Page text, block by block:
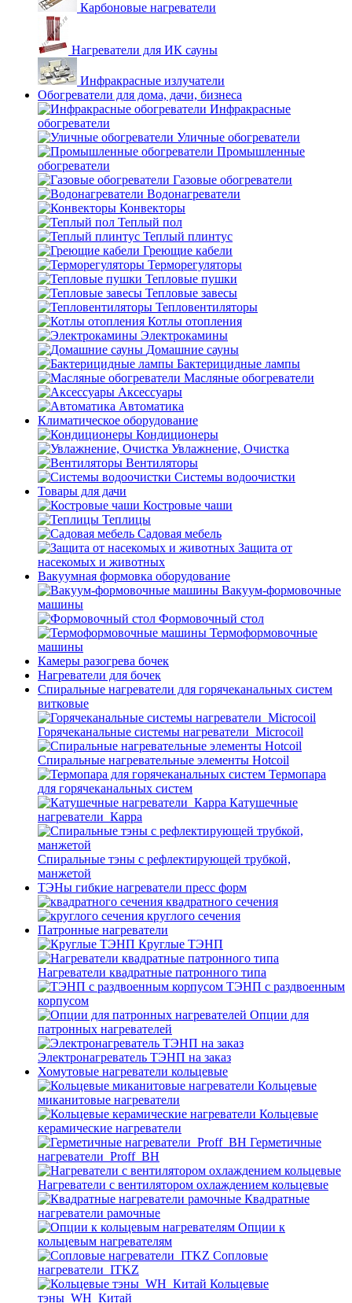
Карбоновые нагреватели
Нагреватели для ИК сауны
Инфракрасные излучатели
Обогреватели для дома, дачи, бизнеса
Инфракрасные
обогреватели
Уличные обогреватели
Промышленные
обогреватели
Газовые обогреватели
Водонагреватели
Конвекторы
Теплый пол
Теплый плинтус
Греющие кабели
Терморегуляторы
Тепловые пушки
Тепловые завесы
Тепловентиляторы
Котлы отопления
Электрокамины
Домашние сауны
Бактерицидные лампы
Масляные обогреватели
Аксессуары
Автоматика
Климатическое оборудование
Кондиционеры
Увлажнение, Очистка
Вентиляторы
Системы водоочистки
Товары для дачи
Костровые чаши
Теплицы
Садовая мебель
Защита от
насекомых и животных
Вакуумная формовка оборудование
Вакуум-формовочные
машины
Формовочный стол
Термоформовочные
машины
Камеры разогрева бочек
Нагреватели для бочек
Спиральные нагреватели для горячеканальных систем
витковые
Горячеканальные системы нагреватели_Microcoil
Спиральные нагревательные элементы Hotcoil
Термопара
для горячеканальных систем
Катушечные
нагреватели_Карра
Спиральные тэны с рефлектирующей трубкой,
манжетой
ТЭНы гибкие нагреватели пресс форм
квадратного сечения
круглого сечения
Патронные нагреватели
Круглые ТЭНП
Нагреватели квадратные патронного типа
ТЭНП с раздвоенным
корпусом
Опции для
патронных нагревателей
Электронагреватель ТЭНП на заказ
Хомутовые нагреватели кольцевые
Кольцевые
миканитовые нагреватели
Кольцевые
керамические нагреватели
Герметичные
нагреватели_Proff_BH
Нагреватели с вентилятором охлаждением кольцевые
Квадратные
нагреватели рамочные
Опции к
кольцевым нагревателям
Cопловые
нагреватели_ITKZ
Кольцевые
тэны_WH_Китай